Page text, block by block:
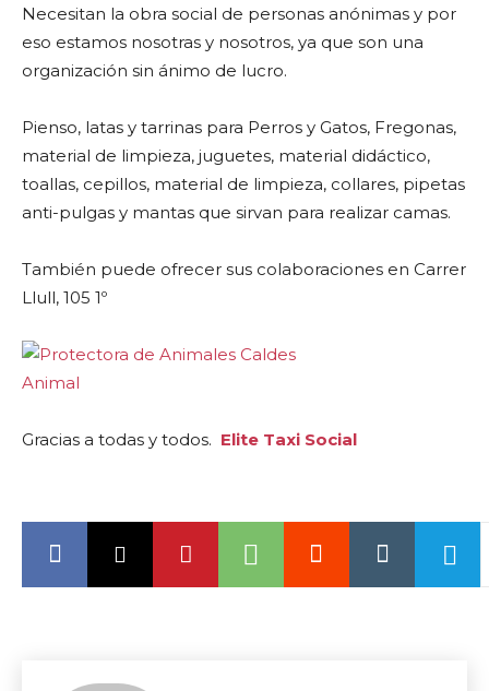
Necesitan la obra social de personas anónimas y por
eso estamos nosotras y nosotros, ya que son una
organización sin ánimo de lucro.
Pienso, latas y tarrinas para Perros y Gatos, Fregonas,
material de limpieza, juguetes, material didáctico,
toallas, cepillos, material de limpieza, collares, pipetas
anti-pulgas y mantas que sirvan para realizar camas.
También puede ofrecer sus colaboraciones en Carrer
Llull, 105 1º
Gracias a todas y todos. Elite Taxi Social